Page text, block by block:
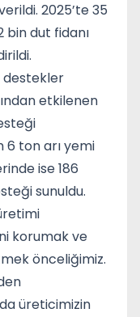
2025’te 35
bin dut fidanı
destekler
etkilenen
6 ton arı yemi
ise 186
sunuldu.
korumak ve
önceliğimiz.
üreticimizin